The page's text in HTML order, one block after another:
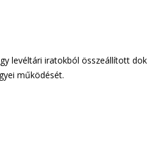
levéltári iratokból összeállított
működését.